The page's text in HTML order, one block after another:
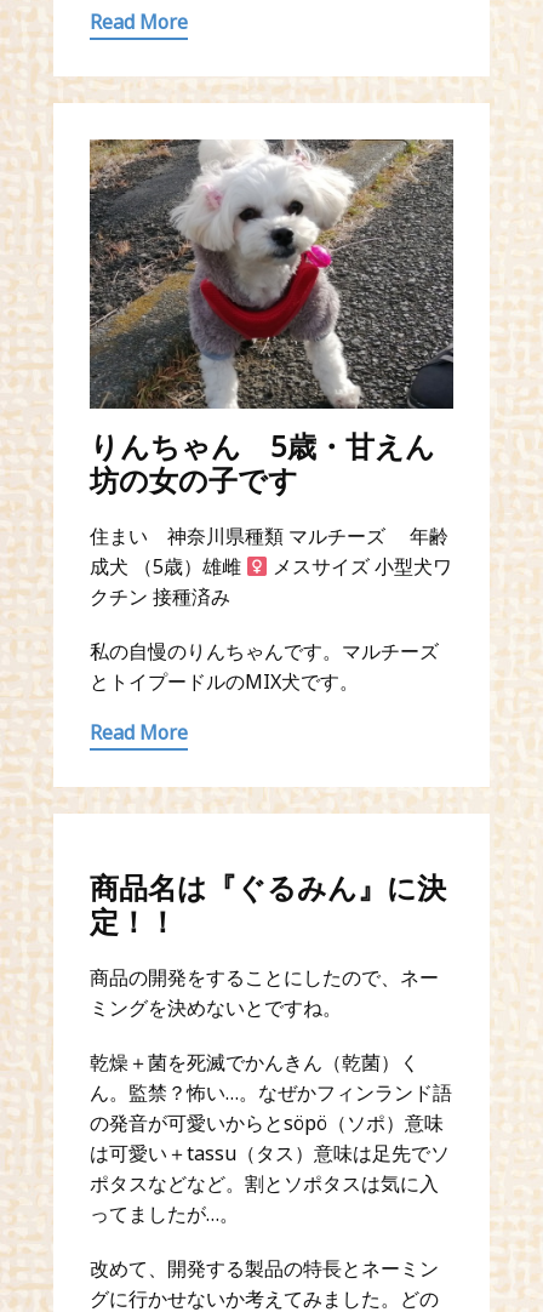
Read More
りんちゃん 5歳・甘えん
坊の女の子です
住まい 神奈川県種類 マルチーズ 年齢
成犬 （5歳）雄雌
メスサイズ 小型犬ワ
クチン 接種済み
私の自慢のりんちゃんです。マルチーズ
とトイプードルのMIX犬です。
Read More
商品名は『ぐるみん』に決
定！！
商品の開発をすることにしたので、ネー
ミングを決めないとですね。
乾燥＋菌を死滅でかんきん（乾菌）く
ん。監禁？怖い…。なぜかフィンランド語
の発音が可愛いからとsöpö（ソポ）意味
は可愛い＋tassu（タス）意味は⾜先でソ
ポタスなどなど。割とソポタスは気に入
ってましたが…。
改めて、開発する製品の特長とネーミン
グに行かせないか考えてみました。どの